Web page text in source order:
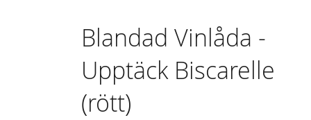
Blandad Vinlåda -
Upptäck Biscarelle
(rött)